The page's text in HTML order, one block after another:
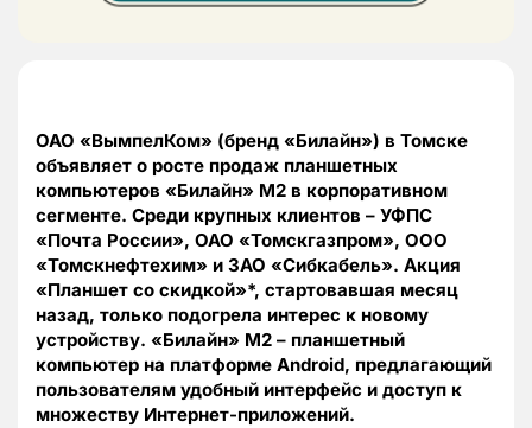
ОАО «ВымпелКом» (бренд «Билайн») в Томске
объявляет о росте продаж планшетных
компьютеров «Билайн» М2 в корпоративном
сегменте. Среди крупных клиентов – УФПС
«Почта России», ОАО «Томскгазпром», ООО
«Томскнефтехим» и ЗАО «Сибкабель». Акция
«Планшет со скидкой»*, стартовавшая месяц
назад, только подогрела интерес к новому
устройству. «Билайн» М2 – планшетный
компьютер на платформе Android, предлагающий
пользователям удобный интерфейс и доступ к
множеству Интернет-приложений.